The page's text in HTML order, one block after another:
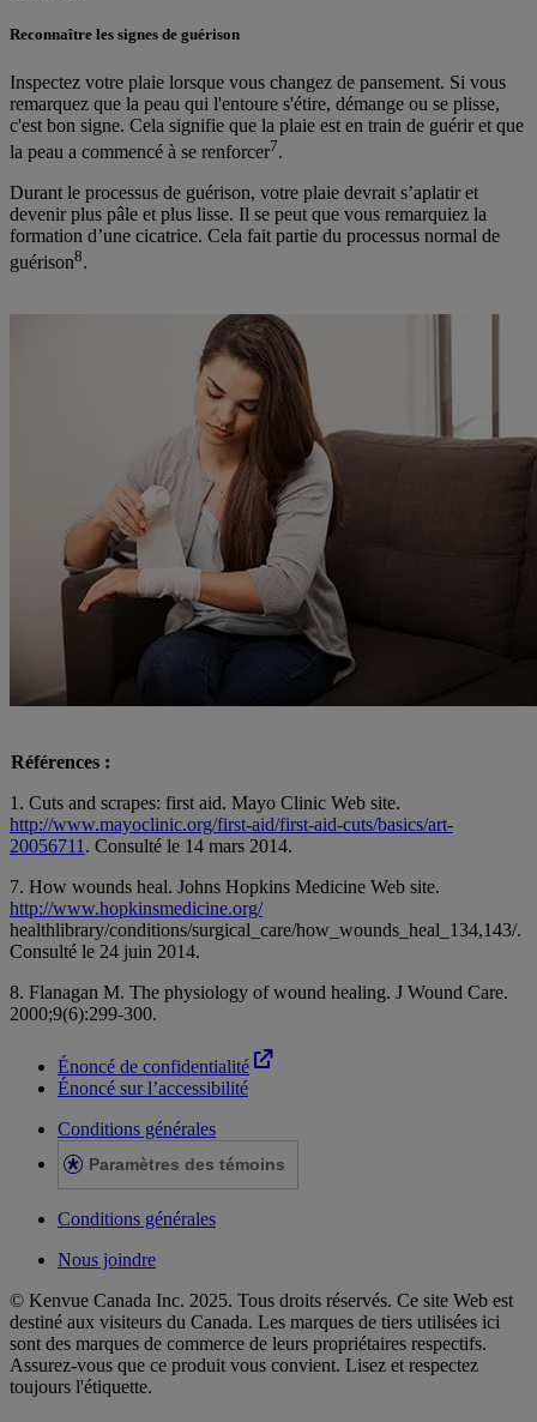
Reconnaître les signes de guérison
Inspectez votre plaie lorsque vous changez de pansement. Si vous
remarquez que la peau qui l'entoure s'étire, démange ou se plisse,
c'est bon signe. Cela signifie que la plaie est en train de guérir et que
la peau a commencé à se renforcer7.
Durant le processus de guérison, votre plaie devrait s’aplatir et
devenir plus pâle et plus lisse. Il se peut que vous remarquiez la
formation d’une cicatrice. Cela fait partie du processus normal de
guérison8.
Références :
1. Cuts and scrapes: first aid. Mayo Clinic Web site.
http://www.mayoclinic.org/first-aid/first-aid-cuts/basics/art-
20056711 . Consulté le 14 mars 2014.
7. How wounds heal. Johns Hopkins Medicine Web site.
http://www.hopkinsmedicine.org/
healthlibrary/conditions/surgical_care/how_wounds_heal_134,143/.
Consulté le 24 juin 2014.
8. Flanagan M. The physiology of wound healing. J Wound Care.
2000;9(6):299-300.
Énoncé de confidentialité
Énoncé sur l’accessibilité
Conditions générales
Paramètres des témoins
Conditions générales
Nous joindre
© Kenvue Canada Inc. 2025. Tous droits réservés. Ce site Web est
destiné aux visiteurs du Canada. Les marques de tiers utilisées ici
sont des marques de commerce de leurs propriétaires respectifs.
Assurez-vous que ce produit vous convient. Lisez et respectez
toujours l'étiquette.